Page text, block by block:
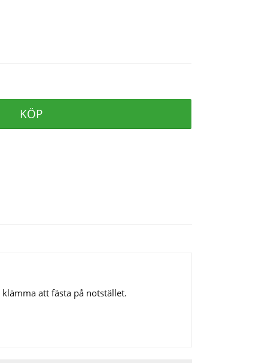
KÖP
att fästa på notstället.